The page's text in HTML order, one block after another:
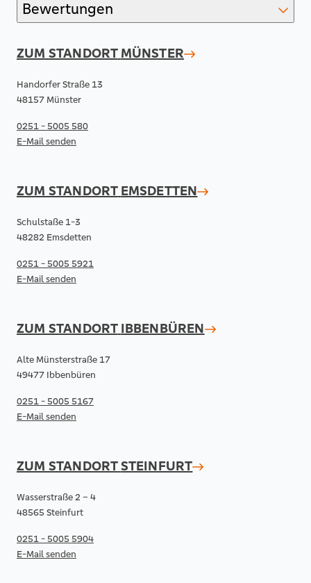
Bewertungen
ZUM STANDORT MÜNSTER
Handorfer Straße 13
48157 Münster
0251 - 5005 580
E-Mail senden
ZUM STANDORT EMSDETTEN
Schulstaße 1-3
48282 Emsdetten
0251 - 5005 5921
E-Mail senden
ZUM STANDORT IBBENBÜREN
Alte Münsterstraße 17
49477 Ibbenbüren
0251 - 5005 5167
E-Mail senden
ZUM STANDORTSTEINFURT
Wasserstraße 2 – 4
48565 Steinfurt
0251 - 5005 5904
E-Mail senden